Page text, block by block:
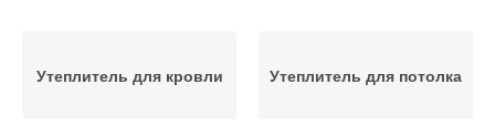
Утеплитель для кровли Утеплитель для потолка